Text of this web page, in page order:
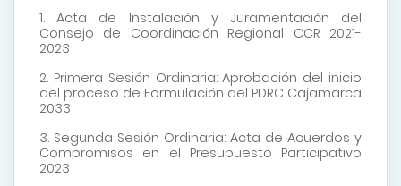
1.Acta de Instalación y Juramentación del
Consejo de Coordinación Regional CCR 2021-
2023
2. Primera Sesión Ordinaria:Aprobación del inicio
del proceso de Formulación del PDRC Cajamarca
2033
3. Segunda Sesión Ordinaria: Acta de Acuerdos y
Compromisos en el Presupuesto Participativo
2023